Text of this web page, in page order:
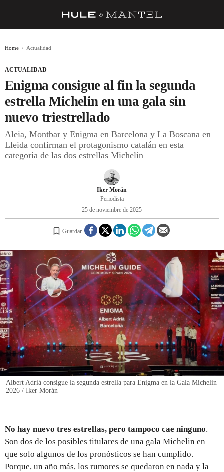
BARRAS Y ESTRELLAS
DÓNDE COMER
ÍDOLOS DE MESAS
CUADERNO DE VIAJE
REGISTRO
INICIAR SESIÓN
Home Actualidad
ACTUALIDAD
Enigma consigue al fin la segunda
estrella Michelin en una gala sin
nuevo triestrellado
Aleia, Montbar y Enigma en Barcelona y La Boscana en
Lleida confirman el protagonismo catalán en esta
categoría de las dos estrellas Michelin
Iker Morán
Periodista
25 de noviembre de 2025
Guardar
Albert Adrià consigue la segunda estrella para Enigma en la Gala Michelin
2026 / Iker Morán
No hay nuevo tres estrellas, pero tampoco cae ninguno.
Son dos de los posibles titulares de una gala Michelin en
que solo algunos de los pronósticos se han cumplido.
Porque, un año más, los rumores se quedaron en nada y la